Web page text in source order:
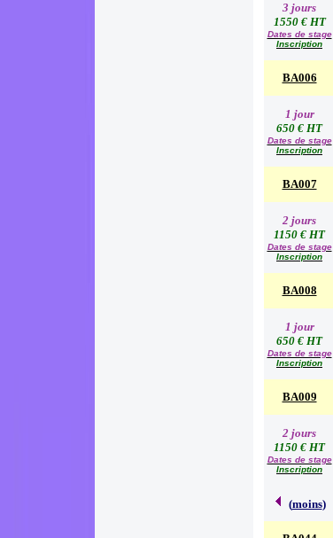
3 jours
1550 € HT
Dates de stage
Inscription
BA006
1 jour
650 € HT
Dates de stage
Inscription
BA007
2 jours
1150 € HT
Dates de stage
Inscription
BA008
1 jour
650 € HT
Dates de stage
Inscription
BA009
2 jours
1150 € HT
Dates de stage
Inscription
(moins)